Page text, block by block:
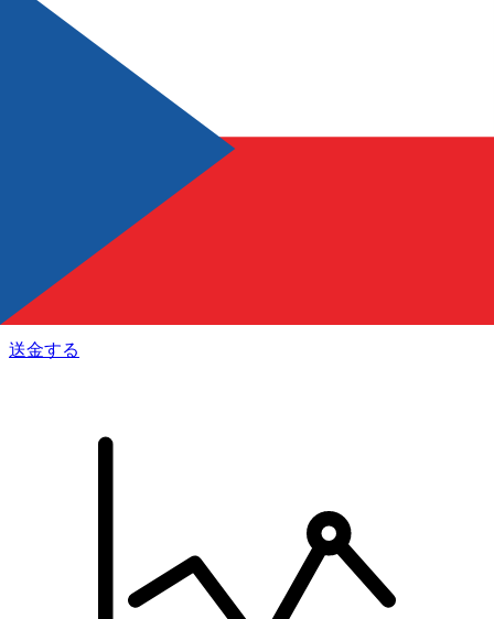
オンラインの送金が迅速、安全、簡単に行えます。ライブの
追跡と通知に加え、柔軟な配信と支払いオプションをご利用
いただけます。
送金する